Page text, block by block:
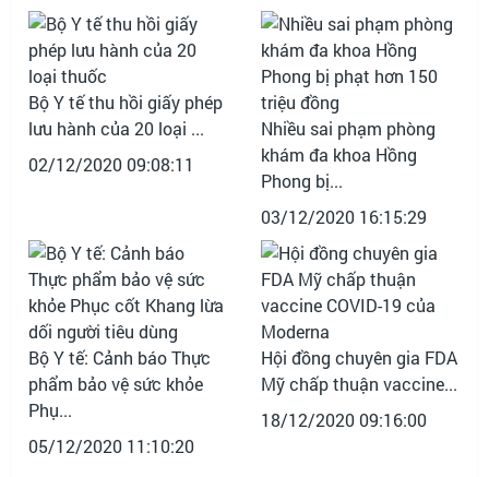
Bộ Y tế thu hồi giấy phép
lưu hành của 20 loại ...
02/12/2020 09:08:11
Nhiều sai phạm phòng
khám đa khoa Hồng
Phong bị...
03/12/2020 16:15:29
Bộ Y tế: Cảnh báo Thực
phẩm bảo vệ sức khỏe
Phụ...
05/12/2020 11:10:20
Hội đồng chuyên gia FDA
Mỹ chấp thuận vaccine...
18/12/2020 09:16:00